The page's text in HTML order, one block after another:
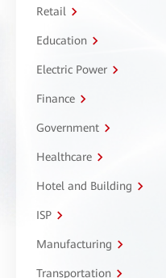
Retail
Education
Electric Power
Finance
Government
Healthcare
Hotel and Building
ISP
Manufacturing
Transportation